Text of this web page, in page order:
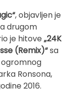
, objavljen je
drugom
je hitove „24K
(Remix)“sa
ogromnog
Ronsona,
2016.